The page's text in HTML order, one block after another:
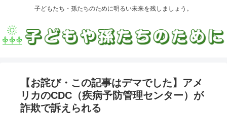
子どもたち・孫たちのために明るい未来を残しましょう。
【お詫び・この記事はデマでした】アメ
リカのCDC（疾病予防管理センター）が
詐欺で訴えられる